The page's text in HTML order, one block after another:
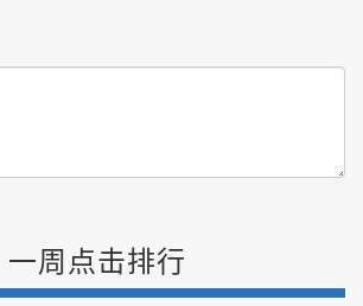
一周点击排行